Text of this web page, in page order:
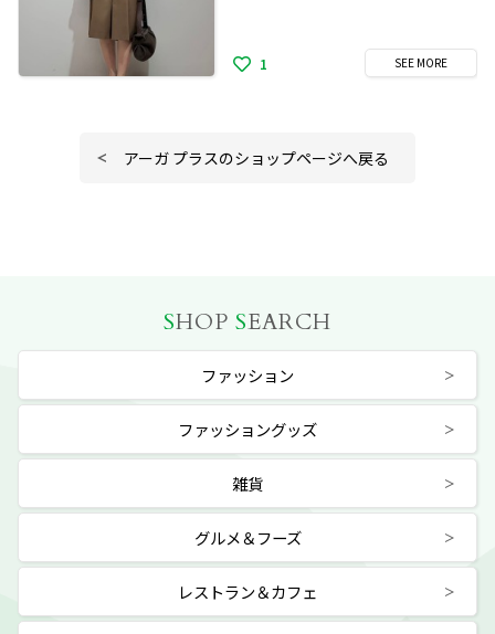
1 SEE MORE
アーガ プラスのショップページへ戻る
SHOP SEARCH
ファッション
ファッショングッズ
雑貨
グルメ＆フーズ
レストラン＆カフェ